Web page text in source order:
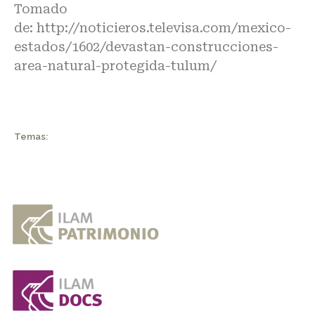
Tomado
de: http://noticieros.televisa.com/mexico-
estados/1602/devastan-construcciones-
area-natural-protegida-tulum/
Temas: